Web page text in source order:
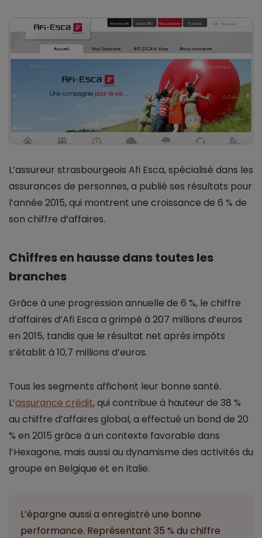
L’assureur strasbourgeois Afi Esca, spécialisé dans les
assurances de personnes, a publié ses résultats pour
l’année 2015, qui montrent une croissance de 6 % de
son chiffre d’affaires.
Chiffres en hausse dans toutes les
branches
Grâce à une progression annuelle de 6 %, le chiffre
d’affaires d’Afi Esca a grimpé à 207 millions d’euros
en 2015, tandis que le résultat net après impôts
s’établit à 10,7 millions d’euros.
Tous les segments affichent leur bonne santé.
L’assurance crédit, qui contribue à hauteur de 38 %
au chiffre d’affaires global, a effectué un bond de 20
% en 2015 grâce à un contexte favorable dans
l’Hexagone, mais aussi au dynamisme des activités du
groupe en Belgique et en Italie.
L’épargne aussi a enregistré une bonne
performance. Représentant 35 % du chiffre